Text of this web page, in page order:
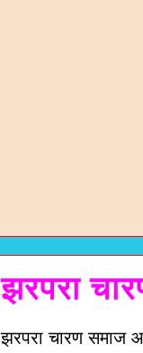
झरपरा
झरपरा चारण समाज